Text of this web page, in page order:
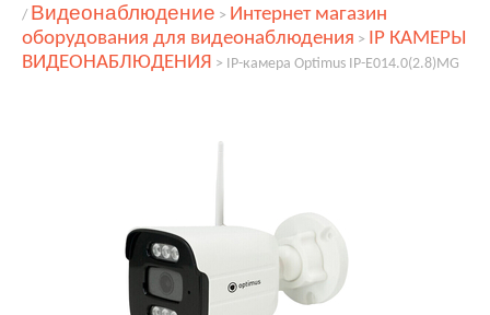
/ Видеонаблюдение > Интернет магазин
оборудования для видеонаблюдения > IP КАМЕРЫ
ВИДЕОНАБЛЮДЕНИЯ > IP-камера Optimus IP-E014.0(2.8)MG